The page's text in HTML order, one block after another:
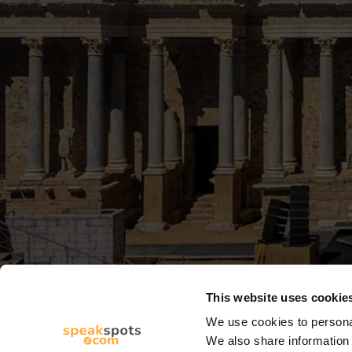
This website uses
We use cookies to
We also share